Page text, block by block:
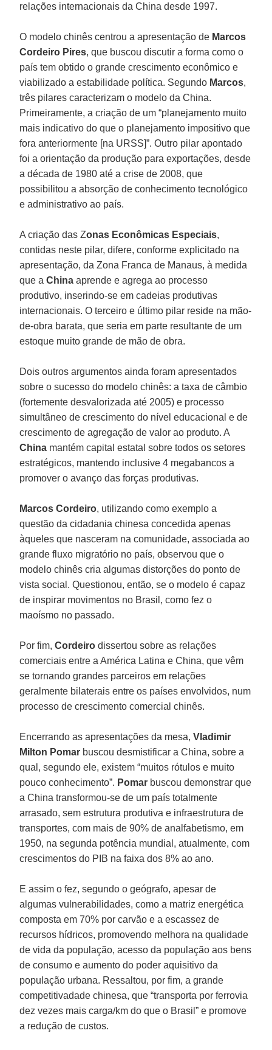
relações internacionais da China desde 1997.
O modelo chinês centrou a apresentação de Marcos
Cordeiro Pires, que buscou discutir a forma como o
país tem obtido o grande crescimento econômico e
viabilizado a estabilidade política. Segundo Marcos,
três pilares caracterizam o modelo da China.
Primeiramente, a criação de um “planejamento muito
mais indicativo do que o planejamento impositivo que
fora anteriormente [na URSS]”. Outro pilar apontado
foi a orientação da produção para exportações, desde
a década de 1980 até a crise de 2008, que
possibilitou a absorção de conhecimento tecnológico
e administrativo ao país.
A criação das Zonas Econômicas Especiais,
contidas neste pilar, difere, conforme explicitado na
apresentação, da Zona Franca de Manaus, à medida
que aChinaaprende e agrega ao processo
produtivo, inserindo-se em cadeias produtivas
internacionais. O terceiro e último pilar reside na mão-
de-obra barata, que seria em parte resultante de um
estoque muito grande de mão de obra.
Dois outros argumentos ainda foram apresentados
sobre o sucesso do modelo chinês: a taxa de câmbio
(fortemente desvalorizada até 2005) e processo
simultâneo de crescimento do nível educacional e de
crescimento de agregação de valor ao produto. A
China mantém capital estatal sobre todos os setores
estratégicos, mantendo inclusive 4 megabancos a
promover o avanço das forças produtivas.
Marcos Cordeiro, utilizando como exemplo a
questão da cidadania chinesa concedida apenas
àqueles que nasceram na comunidade, associada ao
grande fluxo migratório no país, observou que o
modelo chinês cria algumas distorções do ponto de
vista social. Questionou, então, se o modelo é capaz
de inspirar movimentos no Brasil, como fez o
maoísmo no passado.
Por fim,Cordeirodissertou sobre as relações
comerciais entre a América Latina e China, que vêm
se tornando grandes parceiros em relações
geralmente bilaterais entre os países envolvidos, num
processo de crescimento comercial chinês.
Encerrando as apresentações da mesa,Vladimir
Milton Pomar buscou desmistificar a China, sobre a
qual, segundo ele, existem “muitos rótulos e muito
pouco conhecimento”. Pomar buscou demonstrar que
a China transformou-se de um país totalmente
arrasado, sem estrutura produtiva e infraestrutura de
transportes, com mais de 90% de analfabetismo, em
1950, na segunda potência mundial, atualmente, com
crescimentos do PIB na faixa dos 8% ao ano.
E assim o fez, segundo o geógrafo, apesar de
algumas vulnerabilidades, como a matriz energética
composta em 70% por carvão e a escassez de
recursos hídricos, promovendo melhora na qualidade
de vida da população, acesso da população aos bens
de consumo e aumento do poder aquisitivo da
população urbana. Ressaltou, por fim, a grande
competitivadade chinesa, que “transporta por ferrovia
dez vezes mais carga/km do que o Brasil” e promove
a redução de custos.